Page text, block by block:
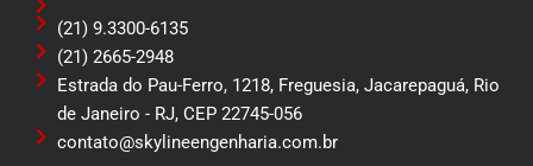
(21) 9.3300-6135
(21) 2665-2948
Estrada do Pau-Ferro, 1218, Freguesia, Jacarepaguá, Rio
de Janeiro - RJ, CEP 22745-056
contato@skylineengenharia.com.br